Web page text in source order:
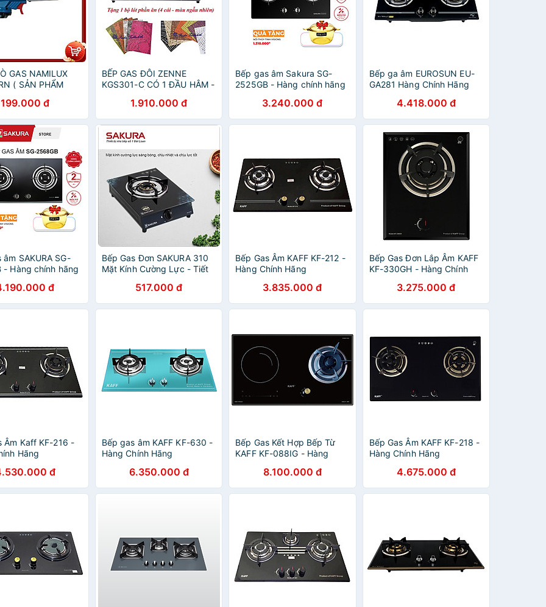
GAS NAMILUX
( SẢN PHẨM
-
199.000 đ
BẾP GAS ĐÔI ZENNE
KGS301-C CÓ 1 ĐẦU HÂM -
MẶT BẾP INOX - NGỌN
LỬA MẠNH VÀ HỘI TỤ -
TIẾT KIỆM GAS
1.910.000 đ
Bếp gas âm Sakura SG-
2525GB - Hàng chính hãng
3.240.000 đ
Bếp ga âm EUROSUN EU-
GA281 Hàng Chính Hãng
4.418.000 đ
âm SAKURA SG-
- Hàng chính hãng
đ
Bếp Gas Đơn SAKURA 310
Mặt Kính Cường Lực - Tiết
517.000 đ
Bếp Gas Âm KAFF KF-212 -
Hàng Chính Hãng
3.835.000 đ
Bếp Gas Đơn Lắp Âm KAFF
KF-330GH - Hàng Chính
3.275.000 đ
Âm Kaff KF-216 -
Hãng
đ
Bếp gas âm KAFF KF-630 -
Hàng Chính Hãng
6.350.000 đ
Bếp Gas Kết Hợp Bếp Từ
KAFF KF-088IG - Hàng
8.100.000 đ
Bếp Gas Âm KAFF KF-218 -
Hàng Chính Hãng
4.675.000 đ